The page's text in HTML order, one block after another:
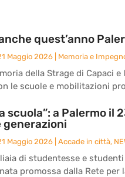
quest’anno
Maggio 2026 Memoria e
della Strage di Capaci
le scuole e mobilitazioni
scuola”: a Palermo il
generazioni
Maggio 2026 Accade in città,
di studentesse e
promossa dalla Rete